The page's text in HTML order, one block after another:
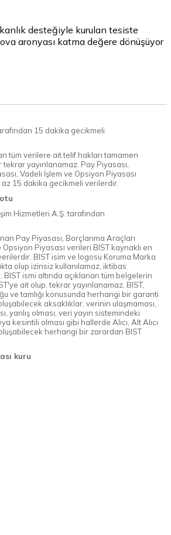
desteğiyle kurulan tesiste
aronyası katma değere dönüşüyor
15 dakika gecikmeli
tüm verilere ait telif hakları tamamen
yayınlanamaz. Pay Piyasası,
Vadeli İşlem ve Opsiyon Piyasası
az 15 dakika gecikmeli verilerdir.
Hizmetleri A.Ş. tarafından
Pay Piyasası, Borçlanma Araçları
Opsiyon Piyasası verileri BIST kaynaklı en
BIST isim ve logosu Koruma Marka
olup izinsiz kullanılamaz, iktibas
ismi altında açıklanan tüm belgelerin
ait olup, tekrar yayınlanamaz. BIST,
ve tamlığı konusunda herhangi bir garanti
aksaklıklar, verinin ulaşmaması,
yanlış olması, veri yayın sistemindeki
kesintili olması gibi hallerde Alıcı, Alt Alıcı
herhangi bir zarardan BIST
kuru